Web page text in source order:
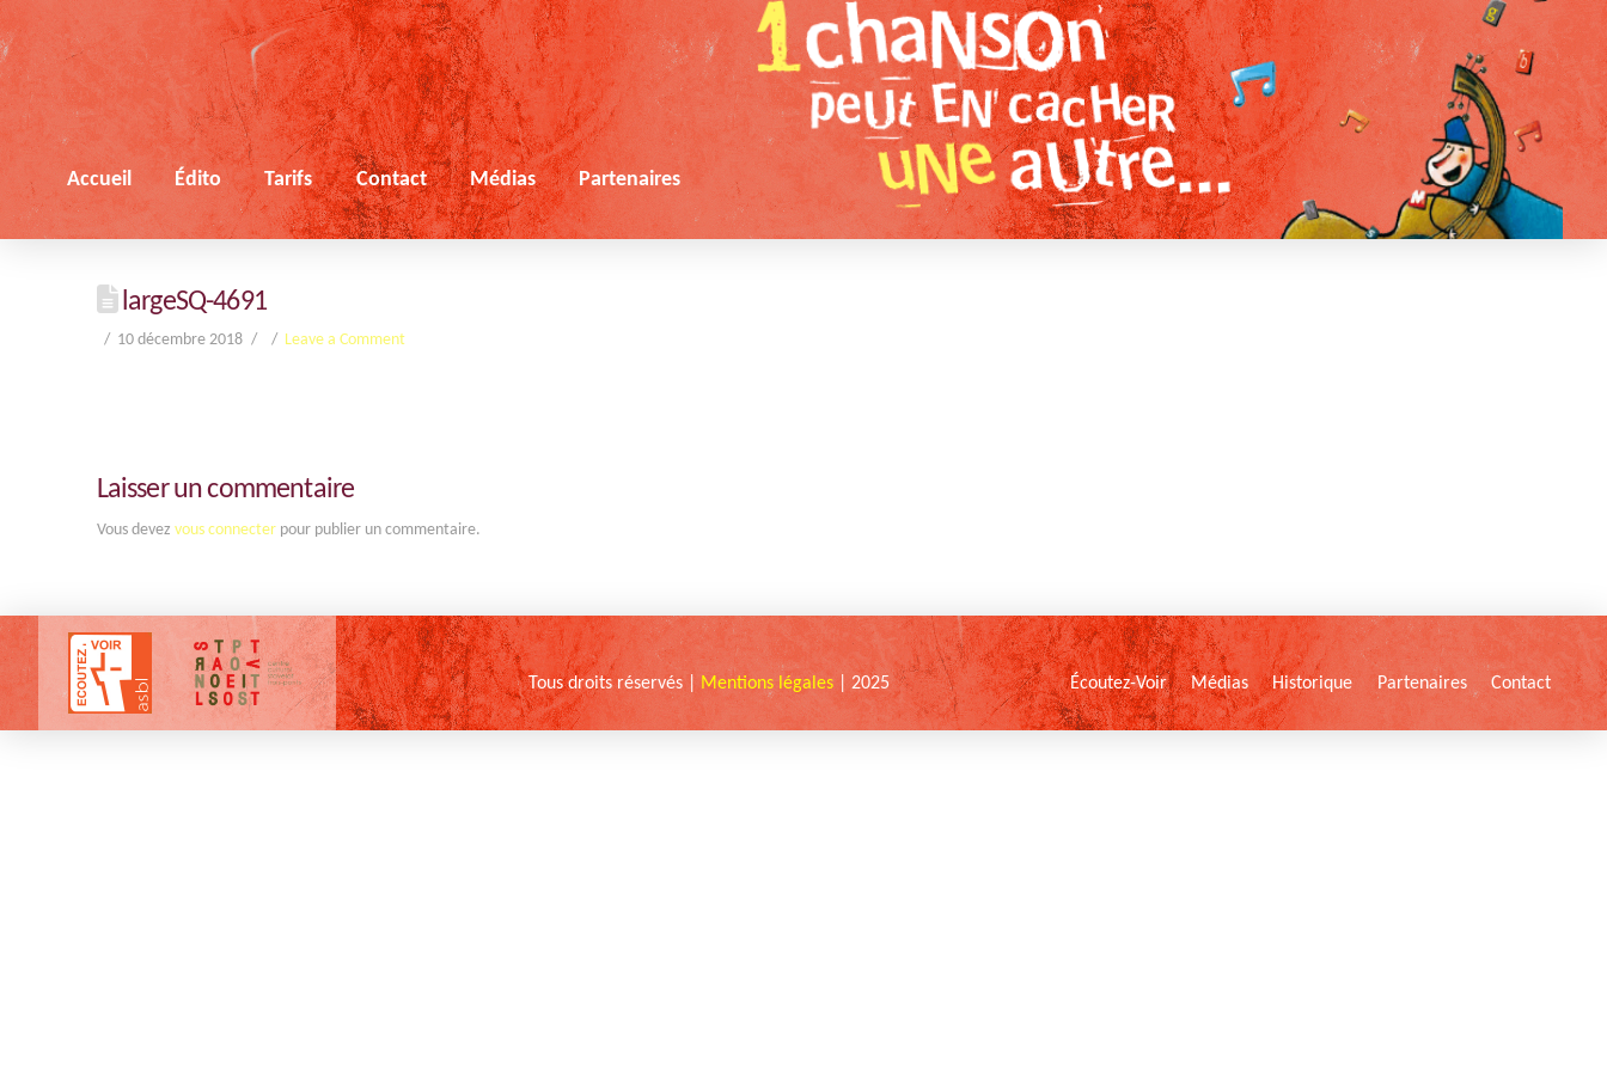
Accueil Édito Tarifs Contact Médias Partenaires
largeSQ-4691
10 décembre 2018 Leave a Comment
Laisser un commentaire
Vous devez vous connecterpour publier un commentaire.
Tous droits réservés | Mentions légales | 2025 Écoutez-Voir Médias Historique Partenaires Contact